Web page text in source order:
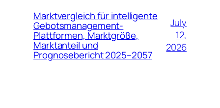
Marktvergleich für intelligente
Gebotsmanagement-
Plattformen, Marktgröße,
Marktanteil und
Prognosebericht 2025–2057
July
12,
2026